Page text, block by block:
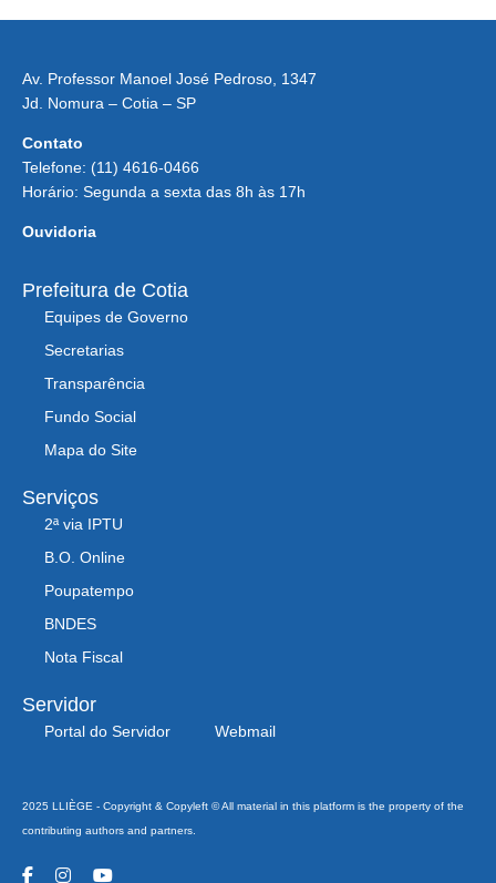
Av. Professor Manoel José Pedroso, 1347
Jd. Nomura – Cotia – SP
Contato
Telefone: (11) 4616-0466
Horário: Segunda a sexta das 8h às 17h
Ouvidoria
Prefeitura de Cotia
Equipes de Governo
Secretarias
Transparência
Fundo Social
Mapa do Site
Serviços
2ª via IPTU
B.O. Online
Poupatempo
BNDES
Nota Fiscal
Servidor
Portal do Servidor Webmail
2025 LLIÈGE - Copyright & Copyleft © All material in this platform is the property of the
contributing authors and partners.